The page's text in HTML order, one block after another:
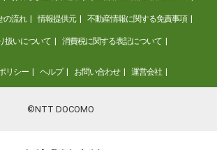
の流れ 情報提供元 不動産情報に関する免責事項
扱いについて 消費税に関する表記について
リシー ヘルプ お問い合わせ 運営会社
©NTT DOCOMO